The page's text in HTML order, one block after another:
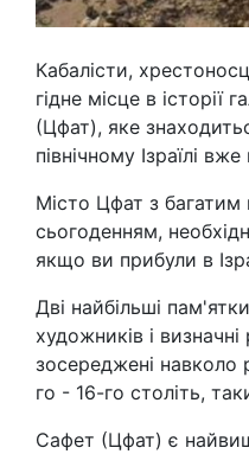
Кабалісти,
гідне місце в історії
(Цфат), яке
північному Ізраїлі
Місто Цфат з
сьогоденням,
якщо ви прибули в
Дві найбільші
художників і визначні
зосереджені навколо
го - 16-го століть,
Сафет (Цфат) є